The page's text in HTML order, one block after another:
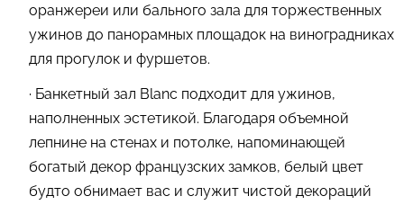
оранжереи или бального зала для торжественных
ужинов до панорамных площадок на виноградниках
для прогулок и фуршетов.
· Банкетный зал Blanc подходит для ужинов,
наполненных эстетикой. Благодаря объемной
лепнине на стенах и потолке, напоминающей
богатый декор французских замков, белый цвет
будто обнимает вас и служит чистой декораций